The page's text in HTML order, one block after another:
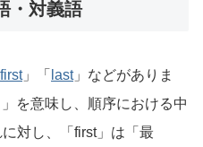
・対義語
first」「 last」などがありま
を意味し、順序における中
対し、「first」は「最